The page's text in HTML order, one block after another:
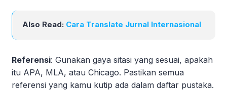
Also Read: Cara Translate Jurnal Internasional
Referensi: Gunakan gaya sitasi yang sesuai, apakah
itu APA, MLA, atau Chicago. Pastikan semua
referensi yang kamu kutip ada dalam daftar pustaka.